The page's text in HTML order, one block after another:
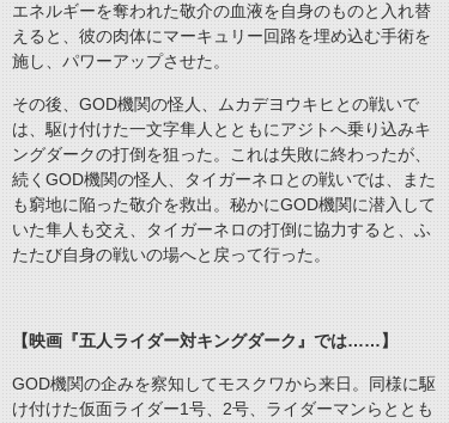
エネルギーを奪われた敬介の血液を自身のものと入れ替
えると、彼の肉体にマーキュリー回路を埋め込む手術を
施し、パワーアップさせた。
その後、GOD機関の怪人、ムカデヨウキヒとの戦いで
は、駆け付けた一文字隼人とともにアジトへ乗り込みキ
ングダークの打倒を狙った。これは失敗に終わったが、
続くGOD機関の怪人、タイガーネロとの戦いでは、また
も窮地に陥った敬介を救出。秘かにGOD機関に潜入して
いた隼人も交え、タイガーネロの打倒に協力すると、ふ
たたび自身の戦いの場へと戻って行った。
【映画『五人ライダー対キングダーク』では……】
GOD機関の企みを察知してモスクワから来日。同様に駆
け付けた仮面ライダー1号、2号、ライダーマンらととも